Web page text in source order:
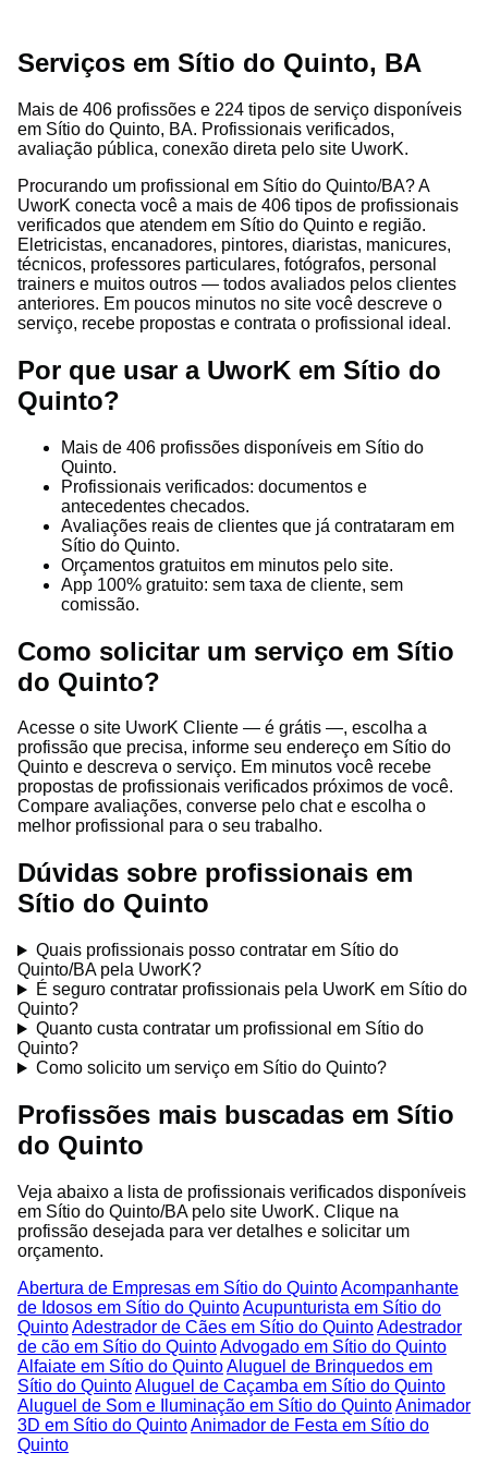
Serviços em Sítio do Quinto, BA
Mais de 406 profissões e 224 tipos de serviço disponíveis
em Sítio do Quinto, BA. Profissionais verificados,
avaliação pública, conexão direta pelo site UworK.
Procurando um profissional em Sítio do Quinto/BA? A
UworK conecta você a mais de 406 tipos de profissionais
verificados que atendem em Sítio do Quinto e região.
Eletricistas, encanadores, pintores, diaristas, manicures,
técnicos, professores particulares, fotógrafos, personal
trainers e muitos outros — todos avaliados pelos clientes
anteriores. Em poucos minutos no site você descreve o
serviço, recebe propostas e contrata o profissional ideal.
Por que usar a UworK em Sítio do
Quinto?
Mais de 406 profissões disponíveis em Sítio do
Quinto.
Profissionais verificados: documentos e
antecedentes checados.
Avaliações reais de clientes que já contrataram em
Sítio do Quinto.
Orçamentos gratuitos em minutos pelo site.
App 100% gratuito: sem taxa de cliente, sem
comissão.
Como solicitar um serviço em Sítio
do Quinto?
Acesse o site UworK Cliente — é grátis —, escolha a
profissão que precisa, informe seu endereço em Sítio do
Quinto e descreva o serviço. Em minutos você recebe
propostas de profissionais verificados próximos de você.
Compare avaliações, converse pelo chat e escolha o
melhor profissional para o seu trabalho.
Dúvidas sobre profissionais em
Sítio do Quinto
Quais profissionais posso contratar em Sítio do
Quinto/BA pela UworK?
É seguro contratar profissionais pela UworK em Sítio do
Quinto?
Quanto custa contratar um profissional em Sítio do
Quinto?
Como solicito um serviço em Sítio do Quinto?
Profissões mais buscadas em Sítio
do Quinto
Veja abaixo a lista de profissionais verificados disponíveis
em Sítio do Quinto/BA pelo site UworK. Clique na
profissão desejada para ver detalhes e solicitar um
orçamento.
Abertura de Empresas em Sítio do QuintoAcompanhante
de Idosos em Sítio do QuintoAcupunturista em Sítio do
QuintoAdestrador de Cães em Sítio do QuintoAdestrador
de cão em Sítio do QuintoAdvogado em Sítio do Quinto
Alfaiate em Sítio do QuintoAluguel de Brinquedos em
Sítio do QuintoAluguel de Caçamba em Sítio do Quinto
Aluguel de Som e Iluminação em Sítio do QuintoAnimador
3D em Sítio do QuintoAnimador de Festa em Sítio do
Quinto